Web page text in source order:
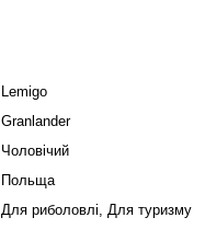
Lemigo
Granlander
Чоловічий
Польща
Для риболовлі, Для туризму